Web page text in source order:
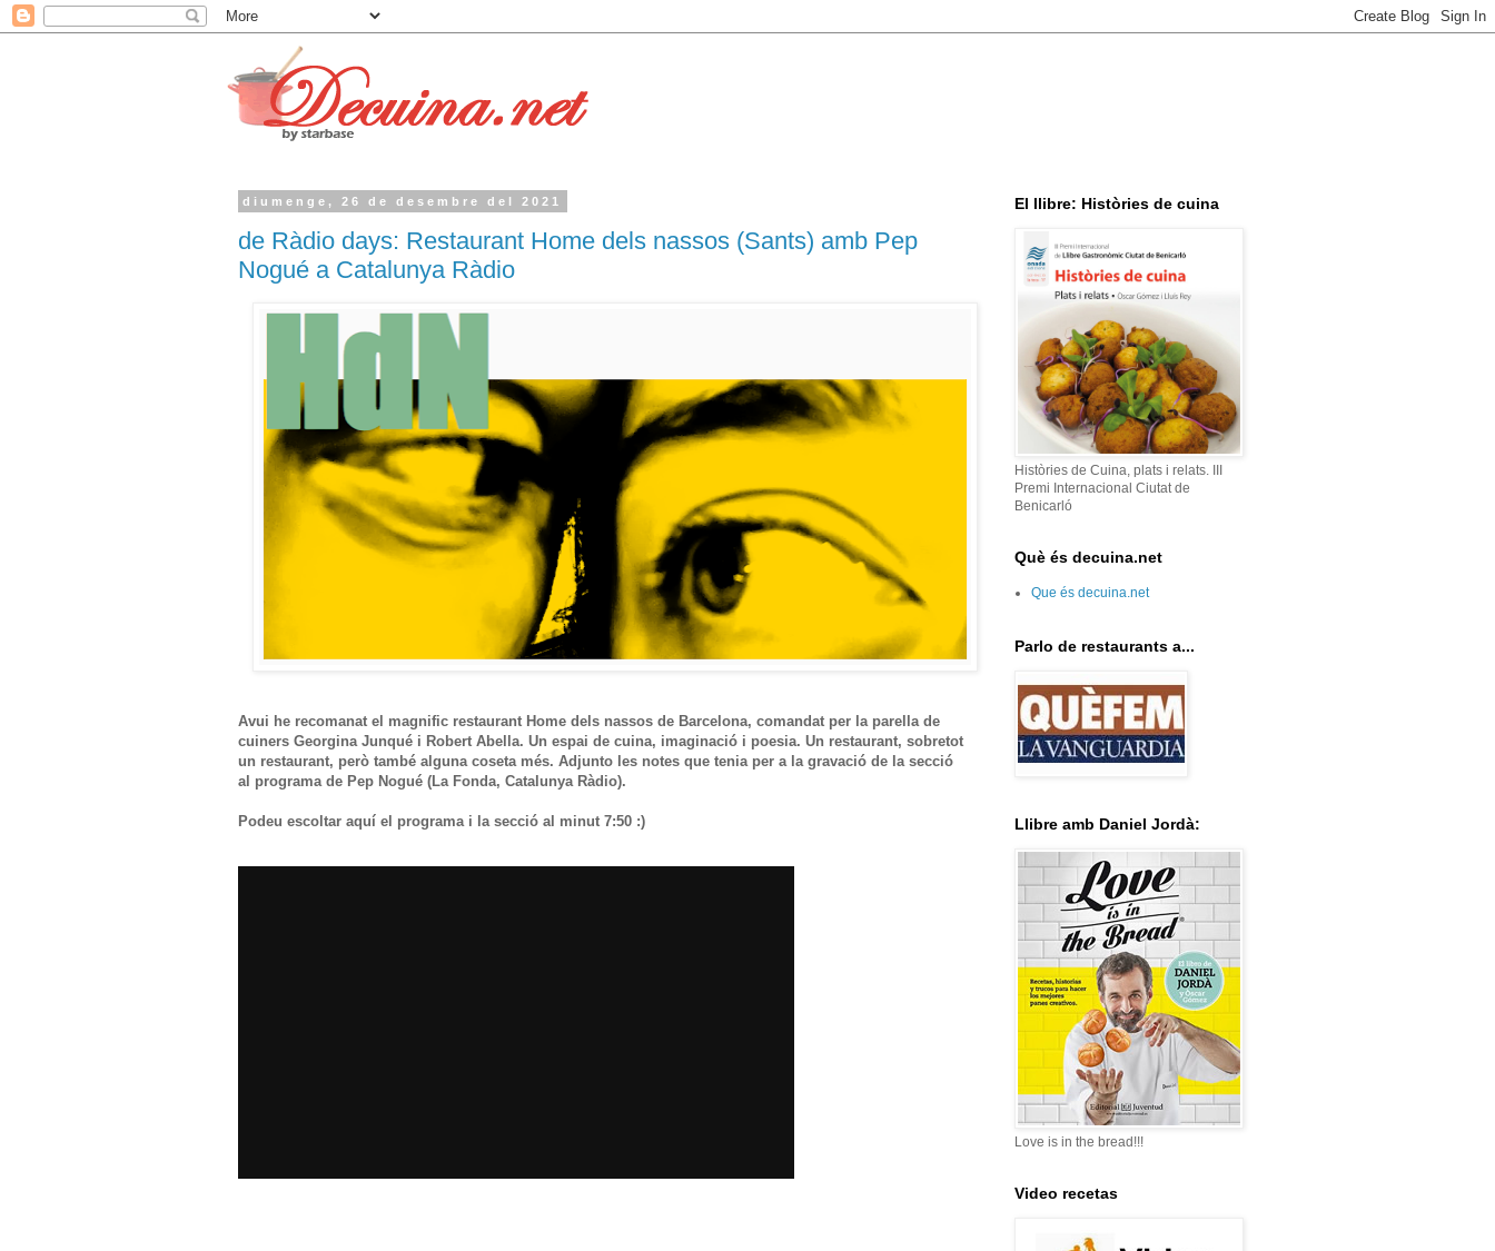
diumenge, 26 de desembre del 2021
de Ràdio days: Restaurant Home dels nassos (Sants) amb Pep
Nogué a Catalunya Ràdio
Avui he recomanat el magnific restaurant Home dels nassos de Barcelona, comandat per la parella de
cuiners Georgina Junqué i Robert Abella. Un espai de cuina, imaginació i poesia. Un restaurant, sobretot
un restaurant, però també alguna coseta més. Adjunto les notes que tenia per a la gravació de la secció
al programa de Pep Nogué (La Fonda, Catalunya Ràdio).
Podeu escoltar aquí el programa i la secció al minut 7:50 :)
El llibre: Històries de cuina
Històries de Cuina, plats i relats. III
Premi Internacional Ciutat de
Benicarló
Què és decuina.net
Que és decuina.net
Parlo de restaurants a...
Llibre amb Daniel Jordà:
Love is in the bread!!!
Video recetas